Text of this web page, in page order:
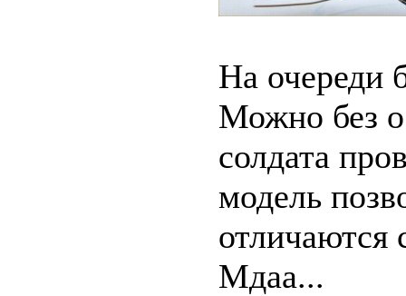
На очереди
Можно без
солдата
модель
отличаются
Мдаа...